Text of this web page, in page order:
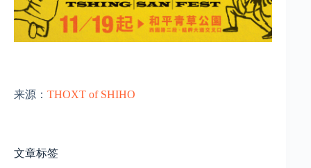
来源： THOXT of SHIHO
文章标签